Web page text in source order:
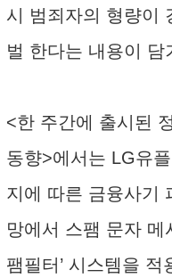
시 범죄자의 형량이
벌 한다는 내용이 담
<한 주간에 출시된
동향>에서는 LG유
지에 따른 금융사기
망에서 스팸 문자 메
팸필터’ 시스템을